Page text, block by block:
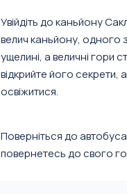
Увійдіть до каньйону
велич каньйону, одного
ущелині, а величні
відкрийте його секрети,
освіжитися.
Поверніться до автобуса
повернетесь до свого